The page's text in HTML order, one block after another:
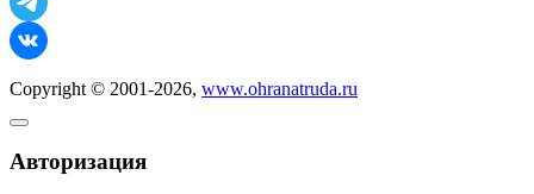
Copyright © 2001-2026, www.ohranatruda.ru
Авторизация